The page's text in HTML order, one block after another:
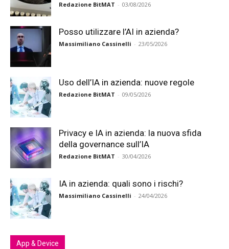
Redazione BitMAT - 03/08/2026
Posso utilizzare l’AI in azienda?
Massimiliano Cassinelli - 23/05/2026
Uso dell’IA in azienda: nuove regole
Redazione BitMAT - 09/05/2026
Privacy e IA in azienda: la nuova sfida
della governance sull’IA
Redazione BitMAT - 30/04/2026
IA in azienda: quali sono i rischi?
Massimiliano Cassinelli - 24/04/2026
App & Device